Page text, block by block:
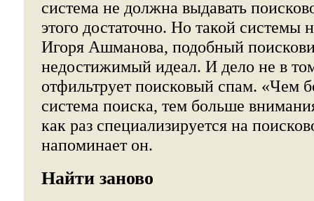
система не должна выдавать
этого достаточно. Но такой
Игоря Ашманова, подобный
недостижимый идеал. И дело не в
отфильтрует поисковый спам. «Чем
система поиска, тем больше
как раз специализируется на
напоминает он.
Найти заново